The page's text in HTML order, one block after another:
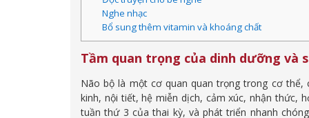
Nghe nhạc
Bổ sung thêm vitamin và khoáng chất
Tầm quan trọng của dinh dưỡng và
Não bộ là một cơ quan quan trọng trong cơ
kinh, nội tiết, hệ miễn dịch, cảm xúc, nhận thức,
tuần thứ 3 của thai kỳ, và phát triển nhanh